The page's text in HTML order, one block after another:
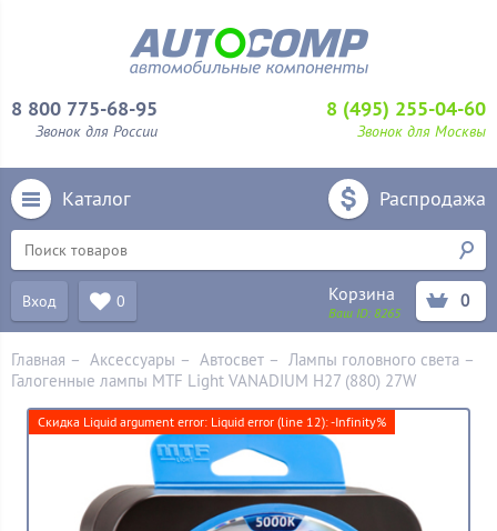
8 800 775-68-95
Звонок для России
8 (495) 255-04-60
Звонок для Москвы
Каталог Распродажа
Вход 0 Корзина
Ваш ID:8265
0
Главная – Аксессуары – Aвтосвет – Лампы головного света –
Галогенные лампы MTF Light VANADIUM H27 (880) 27W
Скидка Liquid argument error: Liquid error (line 12): -Infinity%